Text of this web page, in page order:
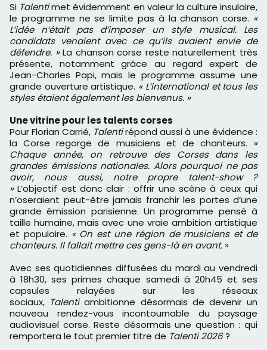
Si Talentimet évidemment en valeur la culture insulaire,
le programme ne se limite pas à la chanson corse. «
L’idée n’était pas d’imposer un style musical. Les
candidats venaient avec ce qu’ils avaient envie de
défendre. »La chanson corse reste naturellement très
présente, notamment grâce au regard expert de
Jean-Charles Papi, mais le programme assume une
grande ouverture artistique. « L’international et tous les
styles étaient également les bienvenus. »
Une vitrine pour les talents corses
Pour Florian Carrié, Talentirépond aussi à une évidence :
la Corse regorge de musiciens et de chanteurs. «
Chaque année, on retrouve des Corses dans les
grandes émissions nationales. Alors pourquoi ne pas
avoir, nous aussi, notre propre talent-show ?
»L’objectif est donc clair : offrir une scène à ceux qui
n’oseraient peut-être jamais franchir les portes d’une
grande émission parisienne. Un programme pensé à
taille humaine, mais avec une vraie ambition artistique
et populaire. « On est une région de musiciens et de
chanteurs. Il fallait mettre ces gens-là en avant. »
Avec ses quotidiennes diffusées du mardi au vendredi
à 18h30, ses primes chaque samedi à 20h45 et ses
capsules relayées sur les réseaux
sociaux, Talentiambitionne désormais de devenir un
nouveau rendez-vous incontournable du paysage
audiovisuel corse. Reste désormais une question : qui
remportera le tout premier titre de Talenti 2026?